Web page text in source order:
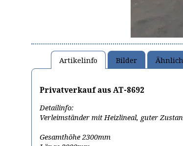
Artikelinfo Bilder
Privatverkauf aus AT-8692
Detailinfo:
Verleimständer mit Heizlineal, guter
Gesamthöhe 2300mm